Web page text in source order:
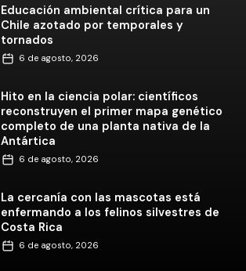
Educación ambiental crítica para un
Chile azotado por temporales y
tornados
6 de agosto, 2026
Hito en la ciencia polar: científicos
reconstruyen el primer mapa genético
completo de una planta nativa de la
Antártica
6 de agosto, 2026
La cercanía con las mascotas está
enfermando a los felinos silvestres de
Costa Rica
6 de agosto, 2026